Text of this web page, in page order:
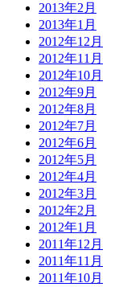
2013年2月
2013年1月
2012年12月
2012年11月
2012年10月
2012年9月
2012年8月
2012年7月
2012年6月
2012年5月
2012年4月
2012年3月
2012年2月
2012年1月
2011年12月
2011年11月
2011年10月